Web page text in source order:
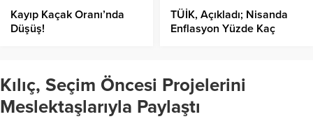
Kayıp Kaçak Oranı’nda
Düşüş!
TÜİK, Açıkladı; Nisanda
Enflasyon Yüzde Kaç
Kılıç, Seçim Öncesi Projelerini
Meslektaşlarıyla Paylaştı